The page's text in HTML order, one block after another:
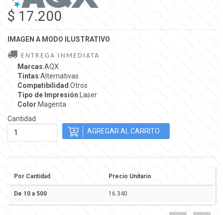
$ 17.200
IMAGEN A MODO ILUSTRATIVO
ENTREGA INMEDIATA
Marcas:AQX
Tintas:Alternativas
Compatibilidad :Otros
Tipo de Impresión:Laser
Color:Magenta
Cantidad
Por Cantidad Precio Unitario
De 10 a 500 16.340